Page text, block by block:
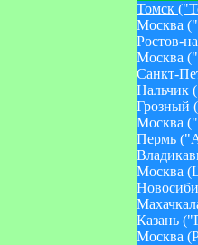
Томск
Москва
Ростов-
Москва
Санкт-
Нальчик
Грозный
Москва
Пермь
Москва
Казань
Москва